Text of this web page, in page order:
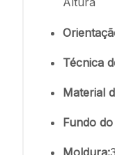
Técnica
Material
Fundo